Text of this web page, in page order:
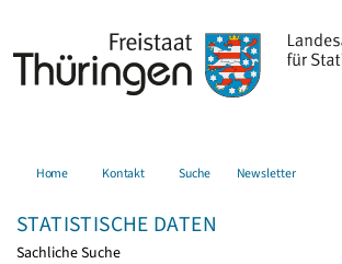
Home Kontakt Suche Newsletter
STATISTISCHE DATEN
Sachliche Suche